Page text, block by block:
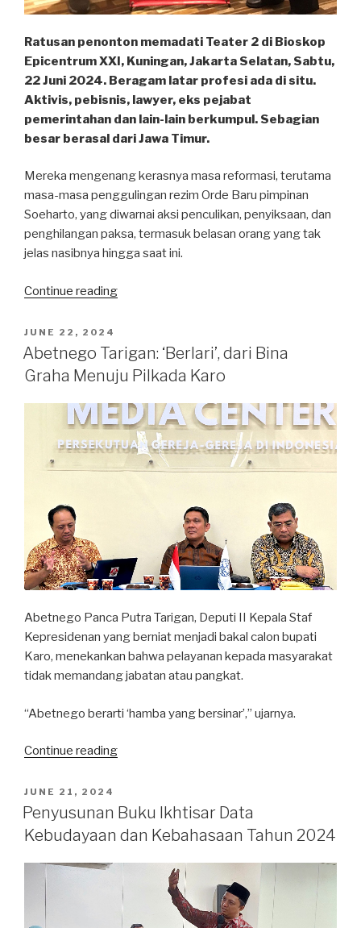
Ratusan penonton memadati Teater 2 di Bioskop
Epicentrum XXI, Kuningan, Jakarta Selatan, Sabtu,
22 Juni 2024. Beragam latar profesi ada di situ.
Aktivis, pebisnis, lawyer, eks pejabat
pemerintahan dan lain-lain berkumpul. Sebagian
besar berasal dari Jawa Timur.
Mereka mengenang kerasnya masa reformasi, terutama
masa-masa penggulingan rezim Orde Baru pimpinan
Soeharto, yang diwarnai aksi penculikan, penyiksaan, dan
penghilangan paksa, termasuk belasan orang yang tak
jelas nasibnya hingga saat ini.
Continue reading“Film
Pernah
Hilang’:
Cara
Kawan
Herman-
Bimo
Melawan
POSTED
ON
JUNE 22, 2024
Abetnego Tarigan: ‘Berlari’, dari Bina
Graha Menuju Pilkada Karo
Abetnego Panca Putra Tarigan, Deputi II Kepala Staf
Kepresidenan yang berniat menjadi bakal calon bupati
Karo, menekankan bahwa pelayanan kepada masyarakat
tidak memandang jabatan atau pangkat.
“Abetnego berarti ‘hamba yang bersinar’,” ujarnya.
Continue reading“Abetnego
dari
Bina
Menuju
Pilkada
Karo”
POSTED
ON
JUNE 21, 2024
Penyusunan Buku Ikhtisar Data
Kebudayaan dan Kebahasaan Tahun 2024